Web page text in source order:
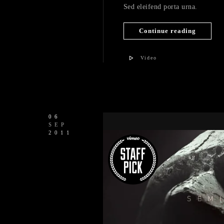
Sed eleifend porta urna.
Continue reading
Video
06
SEP
2011